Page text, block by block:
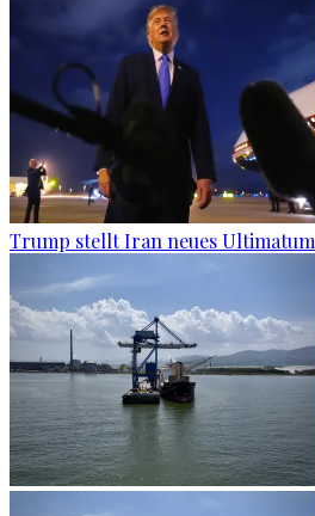
Trump stellt Iran neues Ultimatum